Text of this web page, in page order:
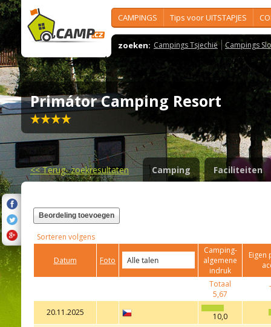
CAMPINGS Tips voor UITSTAPJES
zoeken: Campings Tsjechië Campings
Primátor Camping Resort
<<Terug- zoekresultaten Camping Faciliteiten
Beordeling toevoegen
Sorteren volgens
Datum Foto
Camping-
algemene
indruk
Eigen
Totaal
5,67
20.11.2025 10,0